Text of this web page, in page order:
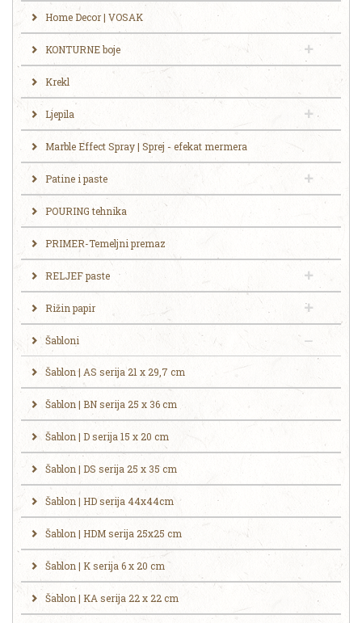
Home Decor | VOSAK
KONTURNE boje
Krekl
Ljepila
Marble Effect Spray | Sprej - efekat mermera
Patine i paste
POURING tehnika
PRIMER-Temeljni premaz
RELJEF paste
Rižin papir
Šabloni
Šablon | AS serija 21 x 29,7 cm
Šablon | BN serija 25 x 36 cm
Šablon | D serija 15 x 20 cm
Šablon | DS serija 25 x 35 cm
Šablon | HD serija 44x44cm
Šablon | HDM serija 25x25 cm
Šablon | K serija 6 x 20 cm
Šablon | KA serija 22 x 22 cm